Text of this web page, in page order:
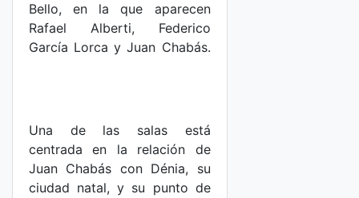
Bello, en la que aparecen
Rafael Alberti, Federico
García Lorca y Juan Chabás.
Una de las salas está
centrada en la relación de
Juan Chabás con Dénia, su
ciudad natal, y su punto de